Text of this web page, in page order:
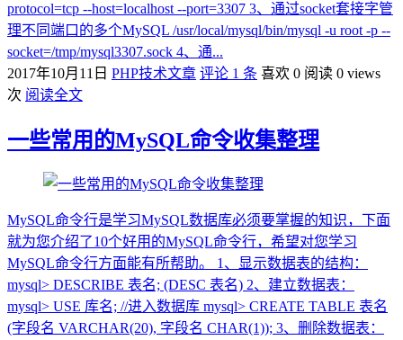
protocol=tcp --host=localhost --port=3307 3、通过socket套接字管
理不同端口的多个MySQL /usr/local/mysql/bin/mysql -u root -p --
socket=/tmp/mysql3307.sock 4、通...
2017年10月11日 PHP技术文章 评论 1 条 喜欢 0 阅读 0 views
次 阅读全文
一些常用的MySQL命令收集整理
MySQL命令行是学习MySQL数据库必须要掌握的知识，下面
就为您介绍了10个好用的MySQL命令行，希望对您学习
MySQL命令行方面能有所帮助。 1、显示数据表的结构：
mysql> DESCRIBE 表名; (DESC 表名) 2、建立数据表：
mysql> USE 库名; //进入数据库 mysql> CREATE TABLE 表名
(字段名 VARCHAR(20), 字段名 CHAR(1)); 3、删除数据表：